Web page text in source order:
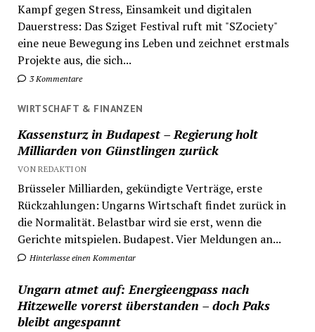
Kampf gegen Stress, Einsamkeit und digitalen
Dauerstress: Das Sziget Festival ruft mit "SZociety"
eine neue Bewegung ins Leben und zeichnet erstmals
Projekte aus, die sich...
3 Kommentare
WIRTSCHAFT & FINANZEN
Kassensturz in Budapest – Regierung holt
Milliarden von Günstlingen zurück
VON REDAKTION
Brüsseler Milliarden, gekündigte Verträge, erste
Rückzahlungen: Ungarns Wirtschaft findet zurück in
die Normalität. Belastbar wird sie erst, wenn die
Gerichte mitspielen. Budapest. Vier Meldungen an...
Hinterlasse einen Kommentar
Ungarn atmet auf: Energieengpass nach
Hitzewelle vorerst überstanden – doch Paks
bleibt angespannt